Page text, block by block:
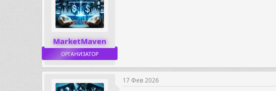
MarketMaven
ОРГАНИЗАТОР
17 Фев 2026